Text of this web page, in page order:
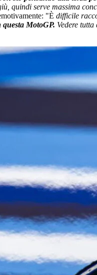
quindi serve massima
"È difficile
questa MotoGP. Vedere